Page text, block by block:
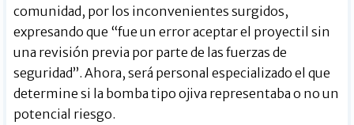
comunidad, por los inconvenientes surgidos,
expresando que “fue un error aceptar el proyectil sin
una revisión previa por parte de las fuerzas de
seguridad”. Ahora, será personal especializado el que
determine si la bomba tipo ojiva representaba o no un
potencial riesgo.